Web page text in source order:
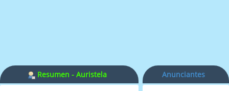
Resumen - Auristela Anunciantes